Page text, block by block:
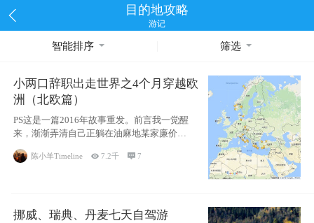
目的地攻略
游记
智能排序 筛选
小两口辞职出走世界之4个月穿越欧
洲（北欧篇）
PS这是一篇2016年故事重发。前言我一觉醒
来，渐渐弄清自己正躺在油麻地某家廉价宾
馆
陈小羊Timeline 7.2千 7
挪威、瑞典、丹麦七天自驾游